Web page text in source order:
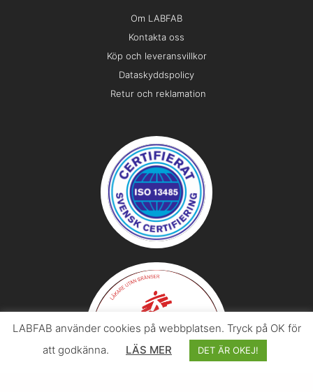
Om LABFAB
Kontakta oss
Köp och leveransvillkor
Dataskyddspolicy
Retur och reklamation
LABFAB använder cookies på webbplatsen. Tryck på OK för
att godkänna.
LÄS MER DET ÄR OKEJ!